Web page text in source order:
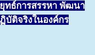
ทธ์การสรรหา พัฒนา
บัติจริงในองค์กร